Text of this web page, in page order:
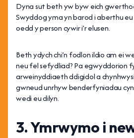
Dyna sut beth yw byw eich
Swyddog yma yn barod i aberthu
oedd y person cywir i’r elusen.
Beth ydych chi’n fodlon ildio am ei
neu fel sefydliad? Pa egwyddorion
arweinyddiaeth ddigidol a
gwneud unrhyw benderfyniadau
wedi eu dilyn.
3. Ymrwymo i